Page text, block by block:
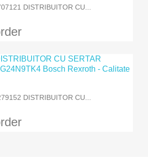
DISTRIBUITOR CU...
DISTRIBUITOR CU...